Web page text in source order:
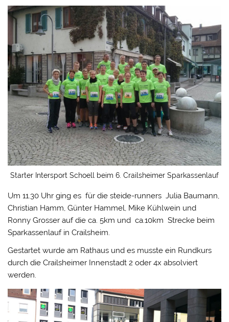
Starter Intersport Schoell beim 6. Crailsheimer Sparkassenlauf
Um 11.30 Uhr ging es für die steide-runners Julia Baumann,
Christian Hamm, Günter Hammel, Mike Kühlwein und
Ronny Grosser auf die ca. 5km und ca.10km Strecke beim
Sparkassenlauf in Crailsheim.
Gestartet wurde am Rathaus und es musste ein Rundkurs
durch die Crailsheimer Innenstadt 2 oder 4x absolviert
werden.